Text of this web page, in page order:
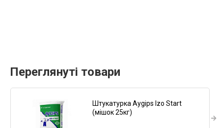
Переглянуті товари
Штукатурка Aygips Izo Start
(мішок 25кг)